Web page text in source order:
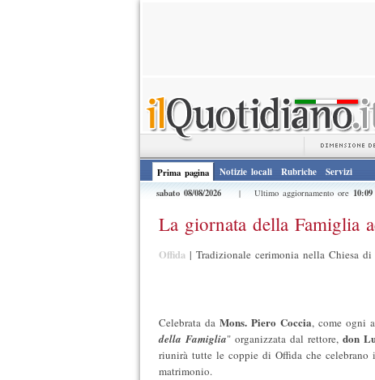
Prima pagina Notizie locali Rubriche
Servizi
sabato 08/08/2026
| Ultimo aggiornamento ore 10:09
La giornata della Famiglia
Offida| Tradizionale cerimonia nella Chiesa di
Celebrata da Mons. Piero Coccia, come ogni
della Famiglia" organizzata dal rettore, don
riunirà tutte le coppie di Offida che
matrimonio.